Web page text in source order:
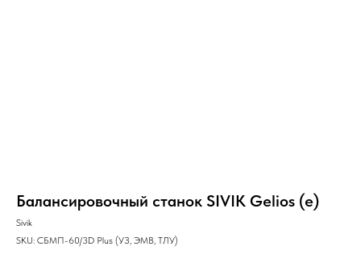
Балансировочный станок SIVIK Gelios (e)
Sivik
SKU: СБМП-60/3D Plus (УЗ, ЭМВ, ТЛУ)